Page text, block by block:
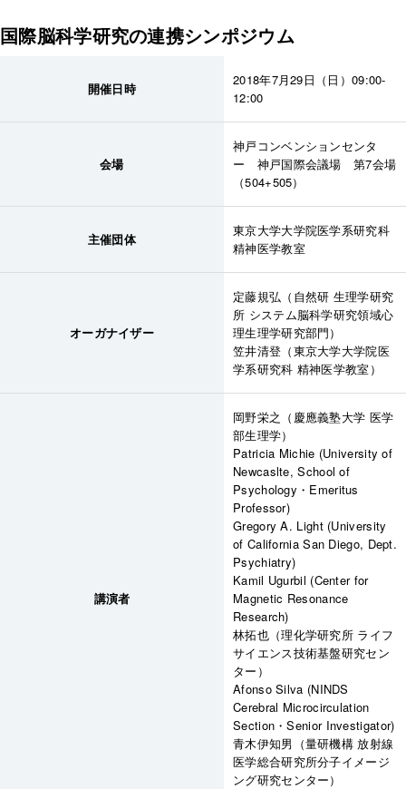
国際脳科学研究の連携シンポジウム
開催日時
2018年7月29日（日）09:00-
12:00
会場
神戸コンベンションセンタ
ー 神戸国際会議場 第7会場
（504+505）
主催団体
東京大学大学院医学系研究科
精神医学教室
オーガナイザー
定藤規弘（自然研 生理学研究
所 システム脳科学研究領域心
理生理学研究部門）
笠井清登（東京大学大学院医
学系研究科 精神医学教室）
講演者
岡野栄之（慶應義塾大学 医学
部生理学）
Patricia Michie (University of
Newcaslte, School of
Psychology・Emeritus
Professor)
Gregory A. Light (University
of California San Diego, Dept.
Psychiatry)
Kamil Ugurbil (Center for
Magnetic Resonance
Research)
林拓也（理化学研究所 ライフ
サイエンス技術基盤研究セン
ター）
Afonso Silva (NINDS
Cerebral Microcirculation
Section・Senior Investigator)
青木伊知男（量研機構 放射線
医学総合研究所分子イメージ
ング研究センター）